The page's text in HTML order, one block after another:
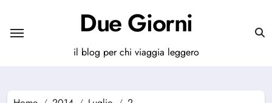
contenuto
Due Giorni
il blog per chi viaggia leggero